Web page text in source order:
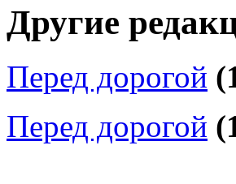
Другие
Перед дорогой
Перед дорогой